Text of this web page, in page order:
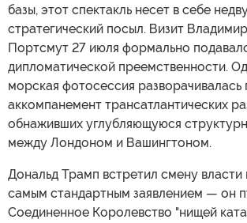
базы, этот спектакль несет в себе
стратегический посыл. Визит
Портсмут 27 июля формально
дипломатической преемственности.
морская фотосессия разворачивалась
аккомпанемент трансатлантических
обнаживших углубляющуюся
между Лондоном и Вашингтоном.
Дональд Трамп встретил смену власти
самым стандартным заявлением — он
Соединенное Королевство "нищей